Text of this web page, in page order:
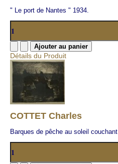
" Le port de Nantes " 1934.
Détails du Produit
COTTET Charles
Barques de pêche au soleil couchant